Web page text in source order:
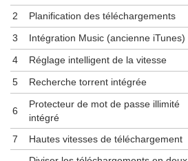
2
Planification des téléchargements
3
Intégration Music (ancienne iTunes)
4
Réglage intelligent de la vitesse
5
Recherche torrent intégrée
6
Protecteur de mot de passe illimité
intégré
7
Hautes vitesses de téléchargement